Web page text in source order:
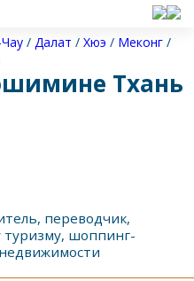
/ Далат / Хюэ / Меконг /
Тхань
переводчик,
туризму, шоппинг-